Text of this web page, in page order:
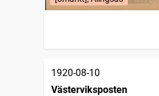
1920-08-10
Västerviksposten